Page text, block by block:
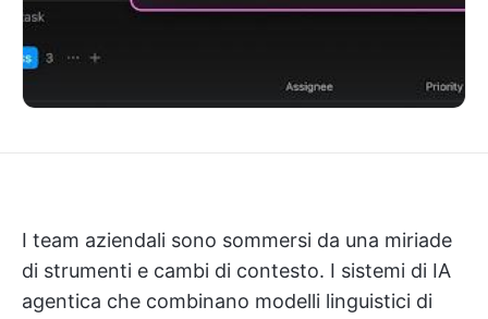
I team aziendali sono sommersi da una miriade
di strumenti e cambi di contesto. I sistemi di IA
agentica che combinano modelli linguistici di